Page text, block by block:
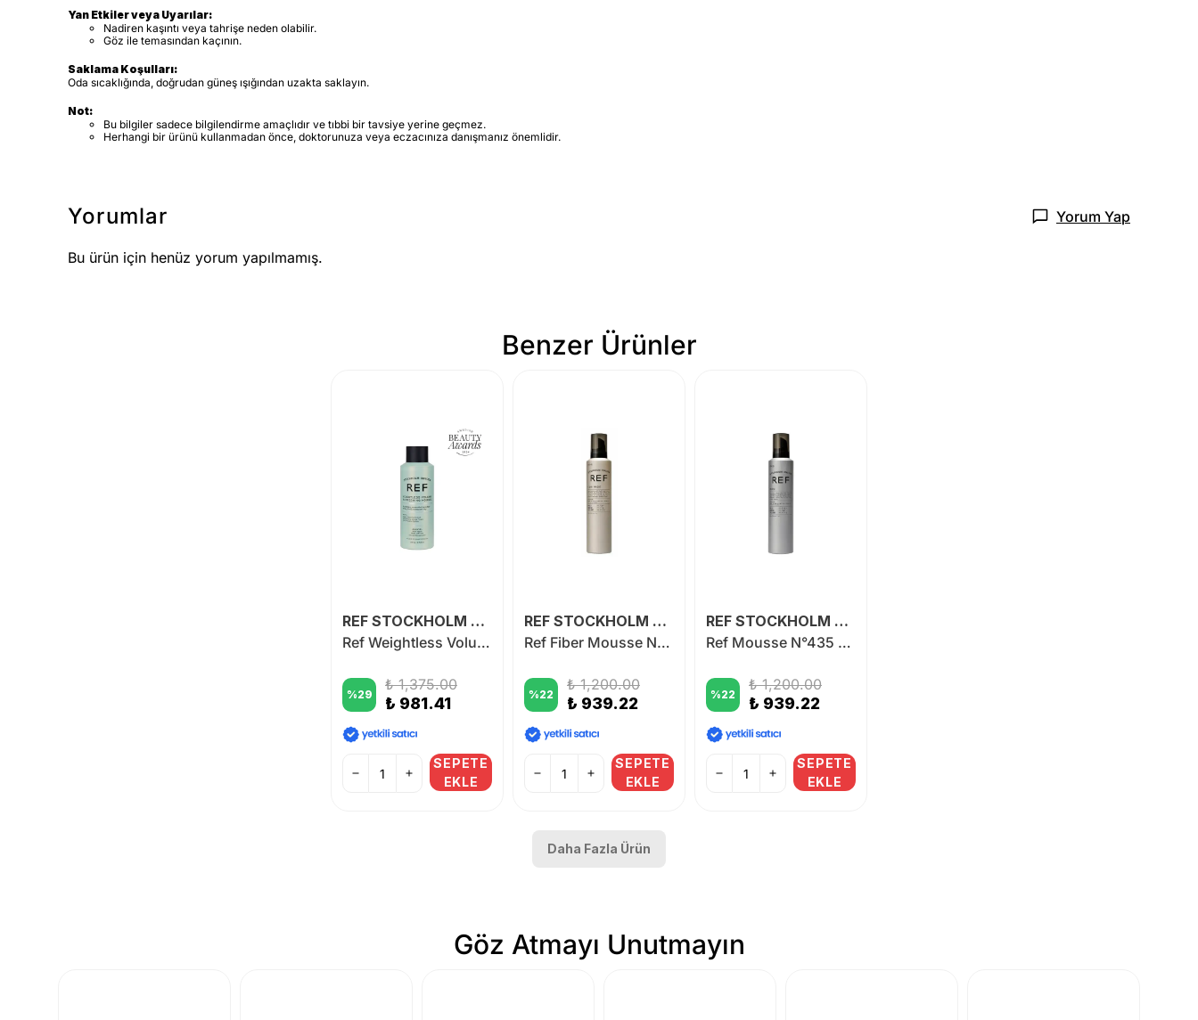
Yan Etkiler veya Uyarılar:
Nadiren kaşıntı veya tahrişe neden olabilir.
Göz ile temasından kaçının.
Saklama Koşulları:
Oda sıcaklığında, doğrudan güneş ışığından uzakta saklayın.
Not:
Bu bilgiler sadece bilgilendirme amaçlıdır ve tıbbi bir tavsiye yerine geçmez.
Herhangi bir ürünü kullanmadan önce, doktorunuza veya eczacınıza danışmanız önemlidir.
Yorumlar Yorum Yap
Bu ürün için henüz yorum yapılmamış.
Benzer Ürünler
REF STOCKHOLM SWEDEN
Ref Weightless Volume Refreshing Mousse 200 ml
%29
₺ 1,375.00
₺ 981.41
SEPETE
EKLE
REF STOCKHOLM SWEDEN
Ref Fiber Mousse N°345 250 ml
%22
₺ 1,200.00
₺ 939.22
SEPETE
EKLE
REF STOCKHOLM SWEDEN
Ref Mousse N°435 250 ml
%22
₺ 1,200.00
₺ 939.22
SEPETE
EKLE
Daha Fazla Ürün
Göz Atmayı Unutmayın